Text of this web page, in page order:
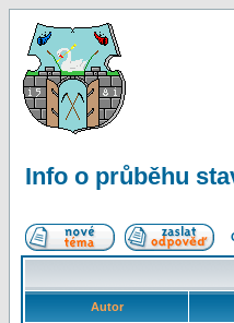
Info o průběhu
Autor